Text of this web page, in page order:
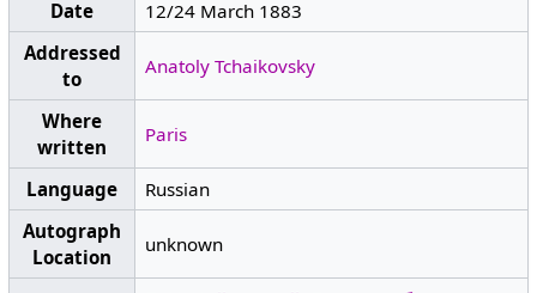
Date
12/24 March 1883
Addressed
to
Anatoly Tchaikovsky
Where
written
Paris
Language
Russian
Autograph
Location
unknown